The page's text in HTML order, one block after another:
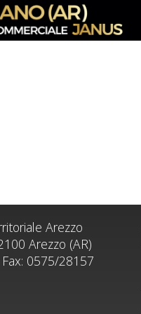
Arezzo
Arezzo (AR)
0575/28157